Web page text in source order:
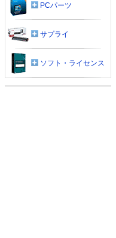
PCパーツ
サプライ
ソフト・ライセンス